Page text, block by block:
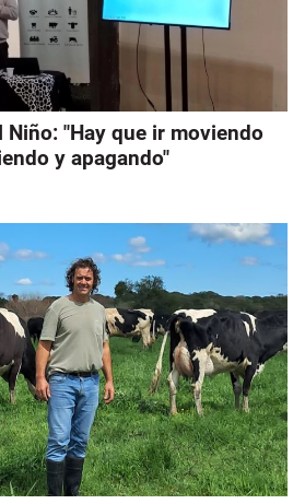
Niño: "Hay que ir moviendo
y apagando"